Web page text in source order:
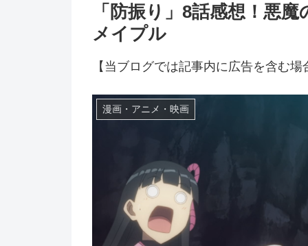
「防振り」8話感想！悪
メイプル
【当ブログでは記事内に広告を含む
漫画・アニメ・映画